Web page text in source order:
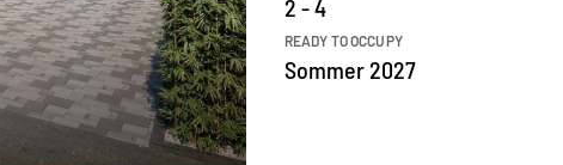
2 - 4
READY TO OCCUPY
Sommer 2027